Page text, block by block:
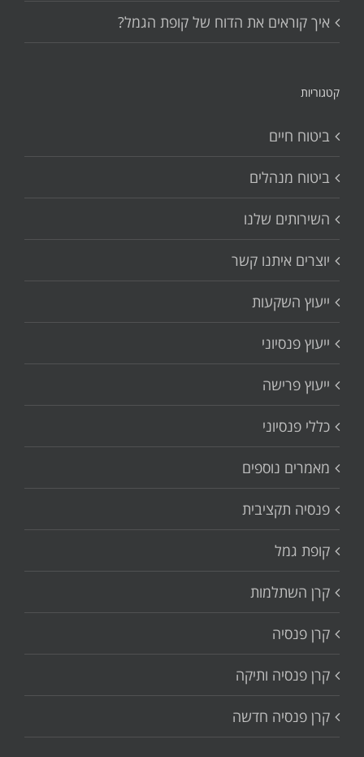
איך קוראים את הדוח של קופת הגמל?
קטגוריות
ביטוח חיים
ביטוח מנהלים
השירותים שלנו
יוצרים איתנו קשר
ייעוץ השקעות
ייעוץ פנסיוני
ייעוץ פרישה
כללי פנסיוני
מאמרים נוספים
פנסיה תקציבית
קופת גמל
קרן השתלמות
קרן פנסיה
קרן פנסיה ותיקה
קרן פנסיה חדשה